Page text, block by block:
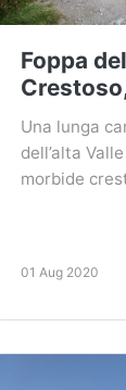
Foppa
Una lunga
dell’alta
morbide
01 Aug 2020